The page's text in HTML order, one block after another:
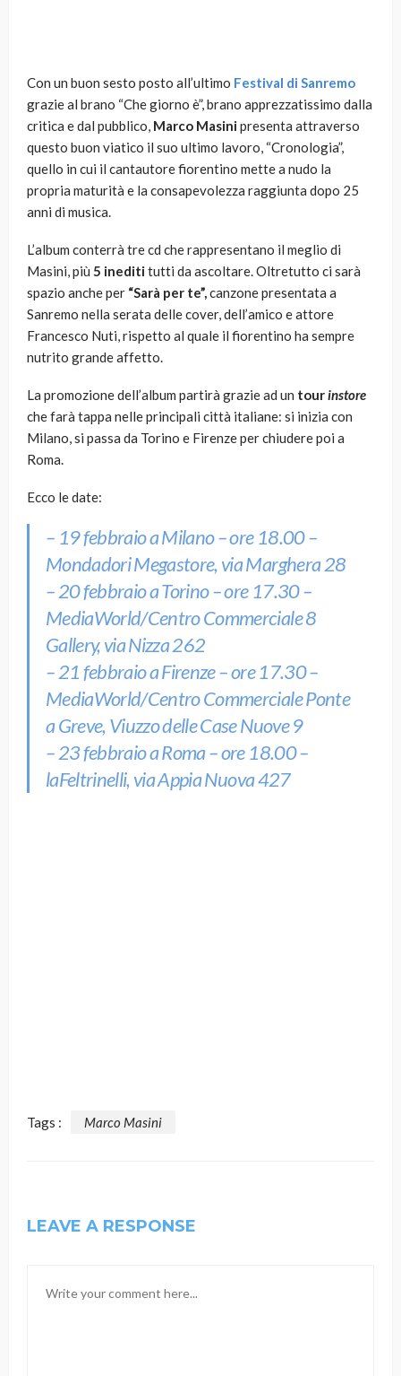
Con un buon sesto posto all’ultimo Festival di Sanremo
grazie al brano “Che giorno è”, brano apprezzatissimo dalla
critica e dal pubblico, Marco Masinipresenta attraverso
questo buon viatico il suo ultimo lavoro, “Cronologia”,
quello in cui il cantautore fiorentino mette a nudo la
propria maturità e la consapevolezza raggiunta dopo 25
anni di musica.
L’album conterrà tre cd che rappresentano il meglio di
Masini, più 5 inedititutti da ascoltare. Oltretutto ci sarà
spazio anche per “Sarà per te”,canzone presentata a
Sanremo nella serata delle cover, dell’amico e attore
Francesco Nuti, rispetto al quale il fiorentino ha sempre
nutrito grande affetto.
La promozione dell’album partirà grazie ad un tourinstore
che farà tappa nelle principali città italiane: si inizia con
Milano, si passa da Torino e Firenze per chiudere poi a
Roma.
Ecco le date:
– 19 febbraio a Milano – ore 18.00 –
Mondadori Megastore, via Marghera 28
– 20 febbraio a Torino – ore 17.30 –
MediaWorld/Centro Commerciale 8
Gallery, via Nizza 262
– 21 febbraio a Firenze – ore 17.30 –
MediaWorld/Centro Commerciale Ponte
a Greve, Viuzzo delle Case Nuove 9
– 23 febbraio a Roma – ore 18.00 –
laFeltrinelli, via Appia Nuova 427
Tags : Marco Masini
LEAVE A RESPONSE